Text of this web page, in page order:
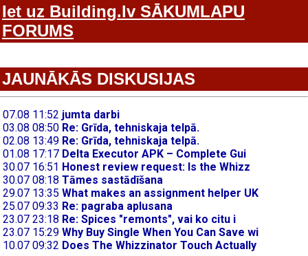
Iet uz Building.lv SĀKUMLAPU
FORUMS
JAUNĀKĀS DISKUSIJAS